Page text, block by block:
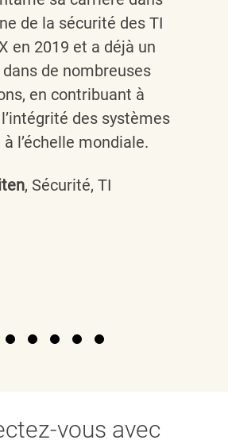
de la sécurité des TI
en 2019 et a déjà un
de nombreuses
en contribuant à
des systèmes
à l’échelle mondiale.
, Sécurité, TI
vous avec